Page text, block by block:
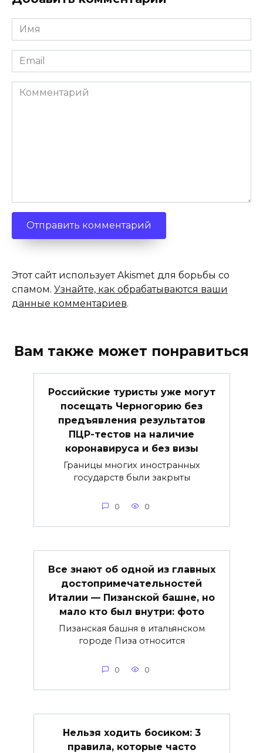
Имя
*
Email
*
Комментарий
Этот сайт использует Akismet для борьбы со
спамом. Узнайте, как обрабатываются ваши
данные комментариев.
Вам также может понравиться
Российские туристы уже могут
посещать Черногорию без
предъявления результатов
ПЦР-тестов на наличие
коронавируса и без визы
Границы многих иностранных
государств были закрыты
0 0
Все знают об одной из главных
достопримечательностей
Италии — Пизанской башне, но
мало кто был внутри: фото
Пизанская башня в итальянском
городе Пиза относится
0 0
Нельзя ходить босиком: 3
правила, которые часто